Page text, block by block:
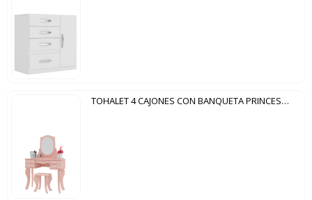
TOHALET 4 CAJONES CON BANQUETA PRINCESA PATRIMAR ROSA